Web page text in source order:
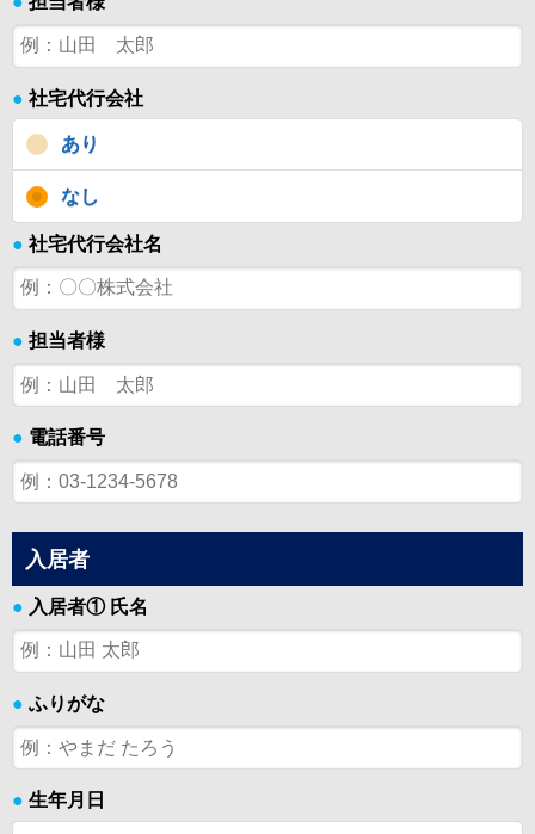
● 社宅代行会社
あり
なし
● 社宅代行会社名
● 担当者様
● 電話番号
入居者
● 入居者① 氏名
● ふりがな
● 生年月日